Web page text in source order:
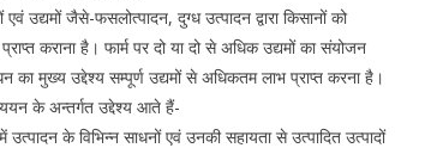
एवं उद्यमों जैसे-फसलोत्पादन, दुग्ध उत्पादन द्वारा किसानों को
कराना है। फार्म पर दो या दो से अधिक उद्यमों का संयोजन
का मुख्य उद्देश्य सम्पूर्ण उद्यमों से अधिकतम लाभ प्राप्त करना है।
के अन्तर्गत उद्देश्य आते हैं-
उत्पादन के विभिन्न साधनों एवं उनकी सहायता से उत्पादित उत्पादों